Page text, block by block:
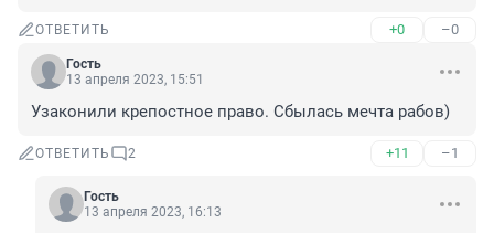
ОТВЕТИТЬ +0 –0
Гость
13 апреля 2023, 15:51
Узаконили крепостное право. Сбылась мечта рабов)
ОТВЕТИТЬ 2 +11 –1
Гость
13 апреля 2023, 16:13